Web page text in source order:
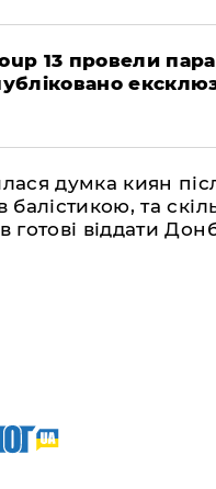
13 провели
думка киян
балістикою, та
готові віддати